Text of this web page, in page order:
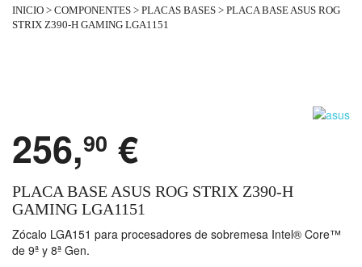
INICIO > COMPONENTES > PLACAS BASES > PLACA BASE ASUS ROG
STRIX Z390-H GAMING LGA1151
256,90 €
PLACA BASE ASUS ROG STRIX Z390-H
GAMING LGA1151
Zócalo LGA151 para procesadores de sobremesa Intel® Core™
de 9ª y 8ª Gen.